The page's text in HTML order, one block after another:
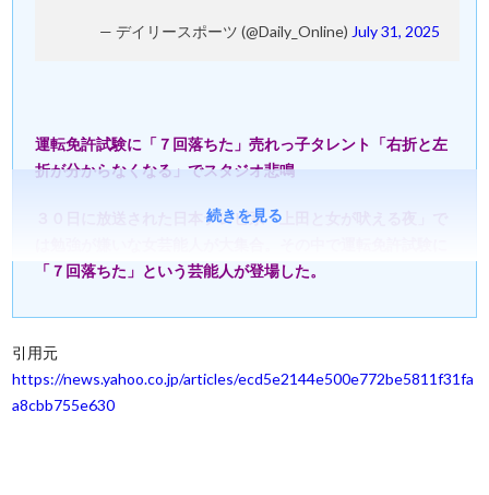
— デイリースポーツ (@Daily_Online) July 31, 2025
運転免許試験に「７回落ちた」売れっ子タレント「右折と左
折が分からなくなる」でスタジオ悲鳴
３０日に放送された日本テレビ系「上田と女が吠える夜」で
「７回落ちた」という芸能人が登場した。
引用元
https://news.yahoo.co.jp/articles/ecd5e2144e500e772be5811f31fa
a8cbb755e630
続きを見る